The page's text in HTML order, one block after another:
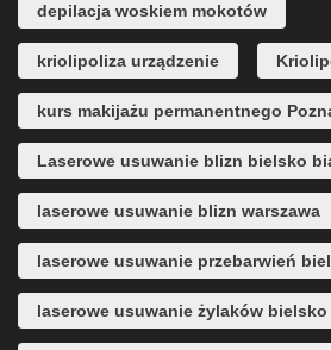
depilacja woskiem mokotów
kriolipoliza urządzenie
kurs makijażu permanentnego
Laserowe usuwanie blizn bielsko
laserowe usuwanie blizn warszawa
laserowe usuwanie przebarwień
laserowe usuwanie żylaków bielsko